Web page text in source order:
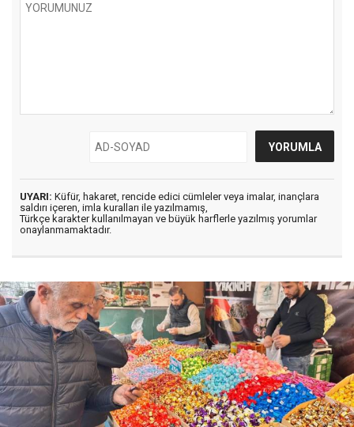
UYARI: Küfür, hakaret, rencide edici cümleler veya imalar, inançlara
saldırı içeren, imla kuralları ile yazılmamış,
Türkçe karakter kullanılmayan ve büyük harflerle yazılmış yorumlar
onaylanmamaktadır.